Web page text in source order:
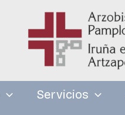
Servicios